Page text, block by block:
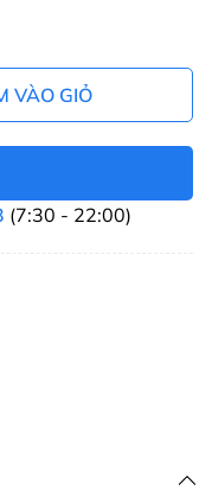
VÀO GIỎ
(7:30 - 22:00)